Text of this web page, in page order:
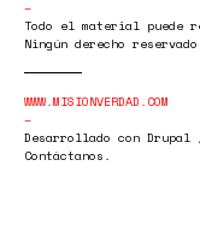
Todo el material puede
Ningún derecho
WWW.MISIONVERDAD.COM
Desarrollado con Drupal
Contáctanos.